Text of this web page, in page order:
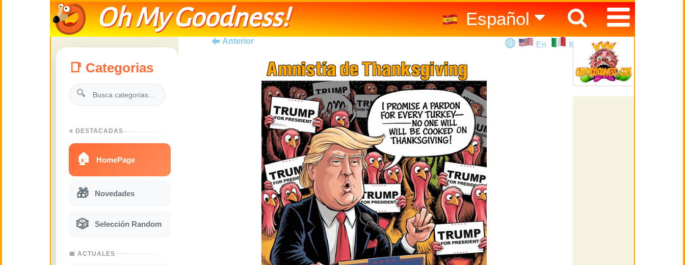
Oh My Goodness!
Español
English
Italiano
📑 Categorias
🔍
⭐ DESTACADAS
🏠 HomePage
🎁 Novedades
🎲 Selección Random
📅 ACTUALES
Anterior En It